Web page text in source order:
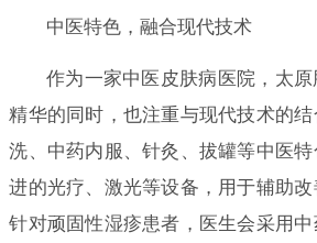
中医特色，融合现代技术
作为一家中医皮肤病医院，太
精华的同时，也注重与现代技术的
洗、中药内服、针灸、拔罐等中医
进的光疗、激光等设备，用于辅助改
针对顽固性湿疹患者，医生会采用